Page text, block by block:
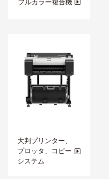
フルカラー複合機
大判プリンター、
プロッタ、コピー
システム